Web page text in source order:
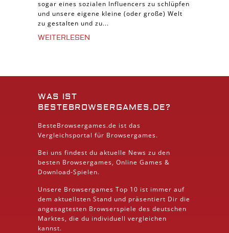
sogar eines sozialen Influencers zu schlüpfen
und unsere eigene kleine (oder große) Welt
zu gestalten und zu...
WEITERLESEN
WAS IST
BESTEBROWSERGAMES.DE?
BesteBrowsergames.de ist das
Vergleichsportal für Browsergames.
Bei uns findest du aktuelle News zu den
besten Browsergames, Online Games &
Download-Spielen.
Unsere Browsergames Top 10 ist immer auf
dem aktuellsten Stand und präsentiert Dir die
angesagtesten Browserspiele des deutschen
Marktes, die du individuell vergleichen
kannst.